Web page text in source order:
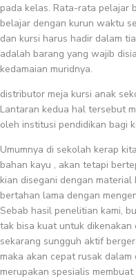
pada kelas. Rata-rata pelajar
belajar dengan kurun waktu
dan kursi harus hadir dalam
adalah barang yang wajib
kedamaian muridnya.
distributor meja kursi anak
Lantaran kedua hal tersebut
oleh institusi pendidikan bagi
Umumnya di sekolah kerap
bahan kayu , akan tetapi
kian disegani dengan
bertahan lama dengan
Sebab hasil penelitian kami,
tak bisa kuat untuk
sekarang sungguh aktif
maka akan cepat rusak
merupakan spesialis